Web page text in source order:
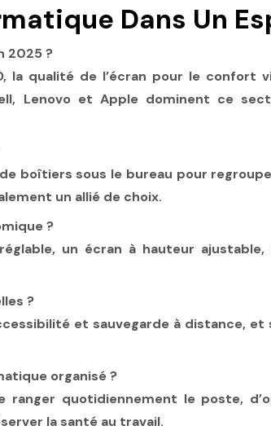
Dans Un
2025 ?
la qualité de l’écran pour le confort
Lenovo et Apple dominent ce
boîtiers sous le bureau pour
un allié de choix.
?
un écran à hauteur
?
et sauvegarde à distance, et
organisé ?
quotidiennement le poste,
la santé au travail.